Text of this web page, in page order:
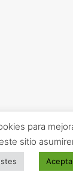
para
sitio